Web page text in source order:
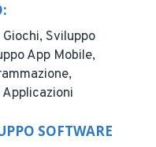
Sviluppo
App Mobile,
SOFTWARE